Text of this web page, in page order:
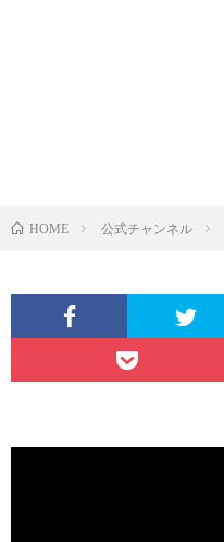
HOME 公式チャンネル